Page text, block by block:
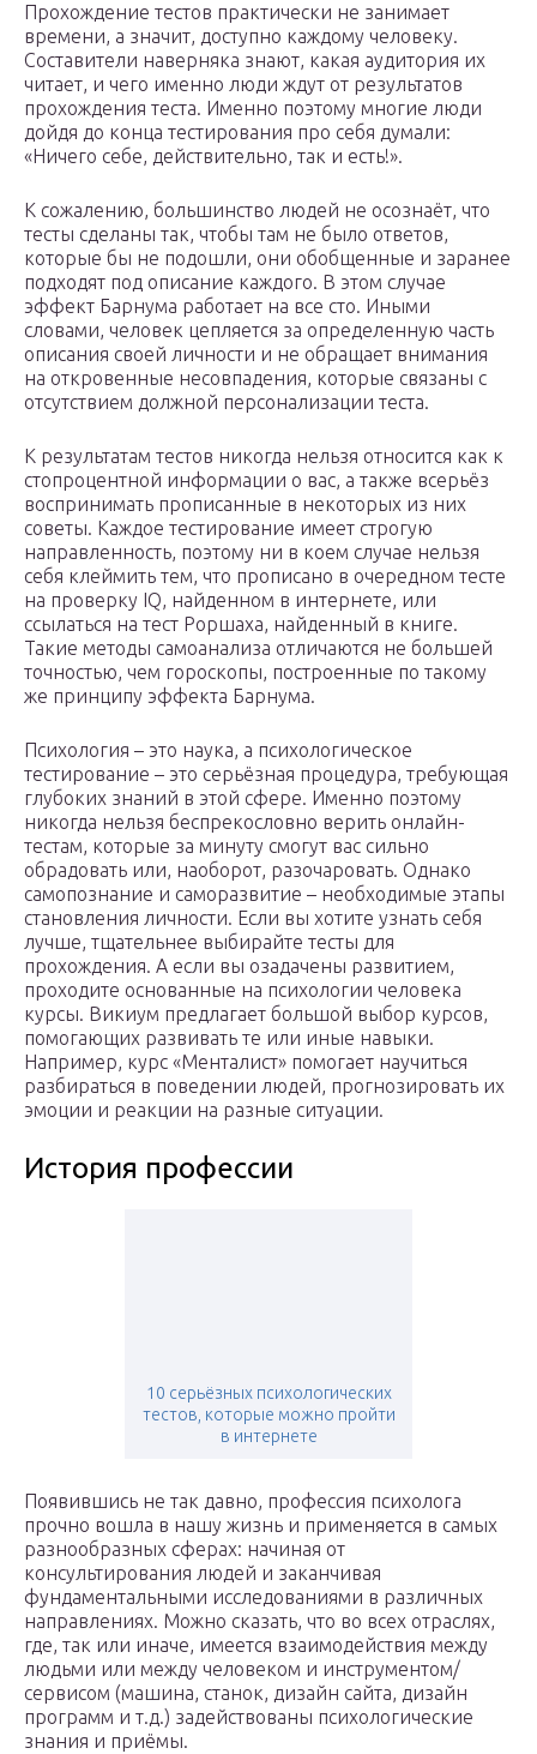
Прохождение тестов практически не занимает
времени, а значит, доступно каждому человеку.
Составители наверняка знают, какая аудитория их
читает, и чего именно люди ждут от результатов
прохождения теста. Именно поэтому многие люди
дойдя до конца тестирования про себя думали:
«Ничего себе, действительно, так и есть!».
К сожалению, большинство людей не осознаёт, что
тесты сделаны так, чтобы там не было ответов,
которые бы не подошли, они обобщенные и заранее
подходят под описание каждого. В этом случае
эффект Барнума работает на все сто. Иными
словами, человек цепляется за определенную часть
описания своей личности и не обращает внимания
на откровенные несовпадения, которые связаны с
отсутствием должной персонализации теста.
К результатам тестов никогда нельзя относится как к
стопроцентной информации о вас, а также всерьёз
воспринимать прописанные в некоторых из них
советы. Каждое тестирование имеет строгую
направленность, поэтому ни в коем случае нельзя
себя клеймить тем, что прописано в очередном тесте
на проверку IQ, найденном в интернете, или
ссылаться на тест Роршаха, найденный в книге.
Такие методы самоанализа отличаются не большей
точностью, чем гороскопы, построенные по такому
же принципу эффекта Барнума.
Психология – это наука, а психологическое
тестирование – это серьёзная процедура, требующая
глубоких знаний в этой сфере. Именно поэтому
никогда нельзя беспрекословно верить онлайн-
тестам, которые за минуту смогут вас сильно
обрадовать или, наоборот, разочаровать. Однако
самопознание и саморазвитие – необходимые этапы
становления личности. Если вы хотите узнать себя
лучше, тщательнее выбирайте тесты для
прохождения. А если вы озадачены развитием,
проходите основанные на психологии человека
курсы. Викиум предлагает большой выбор курсов,
помогающих развивать те или иные навыки.
Например, курс «Менталист» помогает научиться
разбираться в поведении людей, прогнозировать их
эмоции и реакции на разные ситуации.
История профессии
10 серьёзных психологических
тестов, которые можно пройти
в интернете
Появившись не так давно, профессия психолога
прочно вошла в нашу жизнь и применяется в самых
разнообразных сферах: начиная от
консультирования людей и заканчивая
фундаментальными исследованиями в различных
направлениях. Можно сказать, что во всех отраслях,
где, так или иначе, имеется взаимодействия между
людьми или между человеком и инструментом/
сервисом (машина, станок, дизайн сайта, дизайн
программ и т.д.) задействованы психологические
знания и приёмы.